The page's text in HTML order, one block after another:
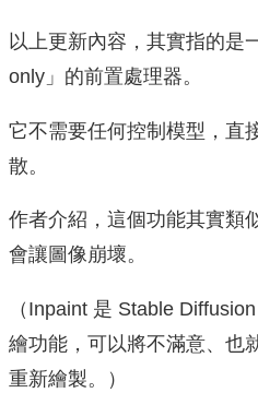
以上更新內容，其實指的是
only」的前置處理器。
它不需要任何控制模型，直
散。
作者介紹，這個功能其實類
會讓圖像崩壞。
（Inpaint 是 Stable
繪功能，可以將不滿意、也
重新繪製。）